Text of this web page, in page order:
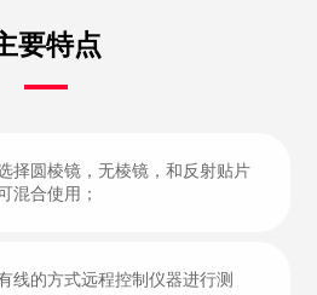
要特点
择圆棱镜，无棱镜，和反射贴片
混合使用；
线的方式远程控制仪器进行测